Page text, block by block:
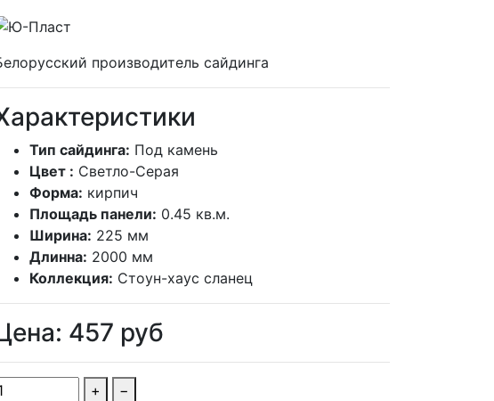
производитель сайдинга
Тип сайдинга: Под камень
Цвет : Светло-Серая
Форма: кирпич
Площадь панели: 0.45 кв.м.
Ширина: 225 мм
Длинна: 2000 мм
Коллекция: Стоун-хаус сланец
457 руб
+
−